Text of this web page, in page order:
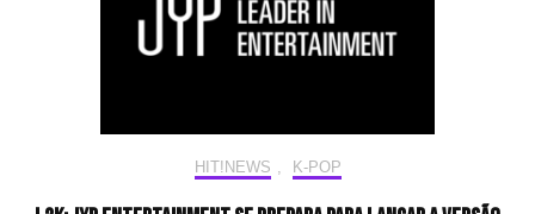
HIT!NEWS , K-POP